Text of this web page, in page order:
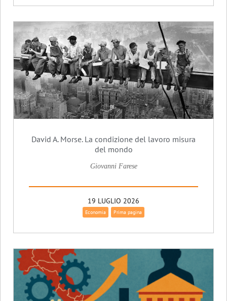
David A. Morse. La condizione del lavoro misura
del mondo
Giovanni Farese
19 LUGLIO 2026
Economia Prima pagina